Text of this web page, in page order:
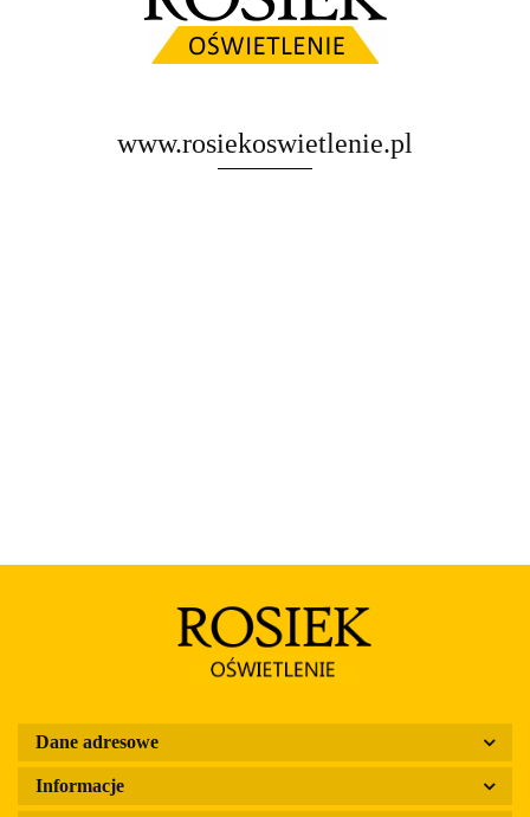
www.rosiekoswietlenie.pl
Dane adresowe
Informacje